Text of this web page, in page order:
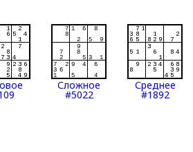
Сложное
#5022
Среднее
#1892